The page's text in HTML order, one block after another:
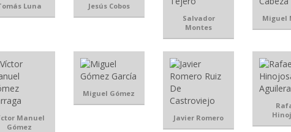
Luna
Jesús Cobos
Salvador
Montes
Miguel
Manuel
Gómez
Miguel Gómez
Javier Romero